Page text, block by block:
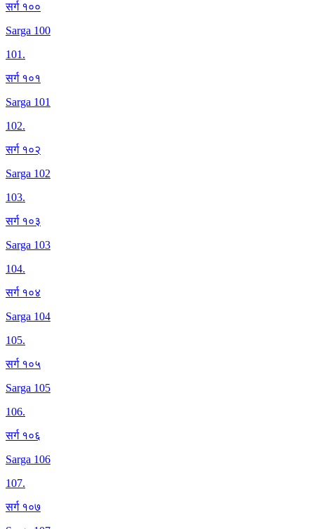
सर्ग १००
Sarga 100
101.
सर्ग १०१
Sarga 101
102.
सर्ग १०२
Sarga 102
103.
सर्ग १०३
Sarga 103
104.
सर्ग १०४
Sarga 104
105.
सर्ग १०५
Sarga 105
106.
सर्ग १०६
Sarga 106
107.
सर्ग १०७